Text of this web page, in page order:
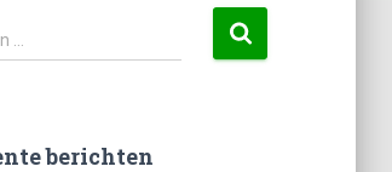
…
berichten